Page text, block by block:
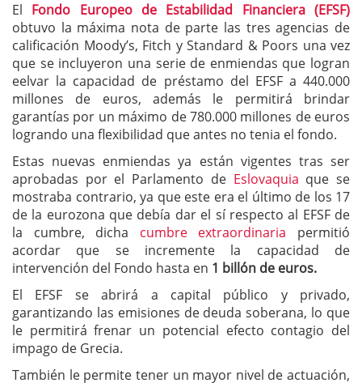
El Fondo Europeo de Estabilidad Financiera (EFSF)
obtuvo la máxima nota de parte las tres agencias de
calificación Moody’s, Fitch y Standard & Poors una vez
que se incluyeron una serie de enmiendas que logran
eelvar la capacidad de préstamo del EFSF a 440.000
millones de euros, además le permitirá brindar
garantías por un máximo de 780.000 millones de euros
logrando una flexibilidad que antes no tenia el fondo.
Estas nuevas enmiendas ya están vigentes tras ser
aprobadas por el Parlamento deEslovaquia que se
mostraba contrario, ya que este era el último de los 17
de la eurozona que debía dar el sí respecto al EFSF de
la cumbre, dicha cumbre extraordinaria permitió
acordar que se incremente la capacidad de
intervención del Fondo hasta en 1 billón de euros.
El EFSF se abrirá a capital público y privado,
garantizando las emisiones de deuda soberana, lo que
le permitirá frenar un potencial efecto contagio del
impago de Grecia.
También le permite tener un mayor nivel de actuación,